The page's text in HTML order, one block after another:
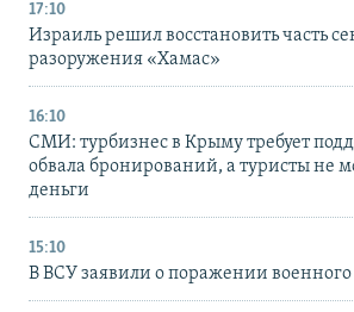
17:10
Израиль решил восстановить часть
разоружения «Хамас»
16:10
СМИ: турбизнес в Крыму требует
обвала бронирований, а туристы не
деньги
15:10
В ВСУ заявили о поражении